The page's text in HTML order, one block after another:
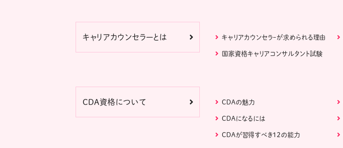
キャリアカウンセラーとは キャリアカウンセラｰが求められる理由
国家資格キャリアコンサルタント試験
CDA資格について CDAの魅力
CDAになるには
CDAが習得すべき１２の能力